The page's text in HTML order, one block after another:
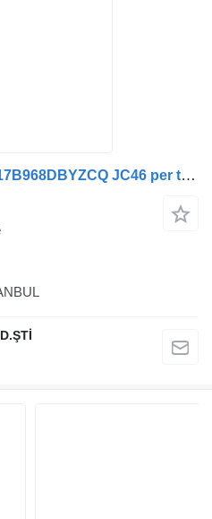
Griglia del radiatore JC4617B968DBYZCQ JC46 per trattore stradale Ford F-MAX